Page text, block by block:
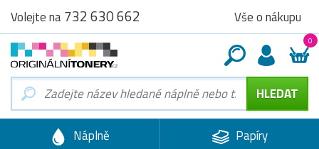
Volejte na732 630 662 Vše o nákupu
0
Náplně
Papíry